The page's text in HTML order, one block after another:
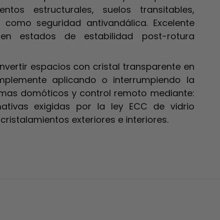
estructurales, suelos transitables,
seguridad antivandálica. Excelente
estados de estabilidad post-rotura
espacios con cristal transparente en
aplicando o interrumpiendo la
domóticos y control remoto mediante:
exigidas por la ley ECC de vidrio
exteriores e interiores.